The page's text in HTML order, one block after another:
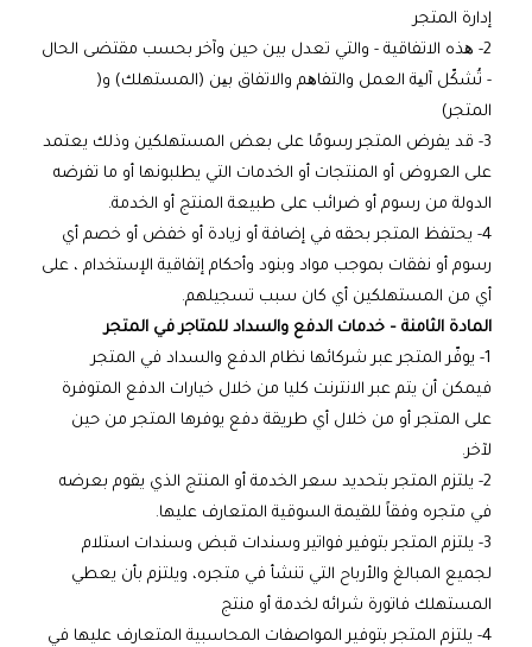
إدارة المتجر
2- ھذه الاتفاقية - والتي تعدل بين حين وآخر بحسب مقتضى الحال
- تُشكّل آلیة العمل والتفاھم والاتفاق بین (المستهلك) و(
المتجر)
3- قد يفرض المتجر رسومًا على بعض المستهلكين وذلك يعتمد
على العروض أو المنتجات أو الخدمات التي يطلبونها أو ما تفرضه
الدولة من رسوم أو ضرائب على طبيعة المنتج أو الخدمة.
4- يحتفظ المتجر بحقه في إضافة أو زيادة أو خفض أو خصم أي
رسوم أو نفقات بموجب مواد وبنود وأحكام إتفاقية الإستخدام ، على
أي من المستهلكين أي كان سبب تسجيلهم.
المادة الثامنة – خدمات الدفع والسداد للمتاجر في المتجر
1- يوفّر المتجر عبر شركائها نظام الدفع والسداد في المتجر
فيمكن أن يتم عبر الانترنت كليا من خلال خيارات الدفع المتوفرة
على المتجر أو من خلال أي طريقة دفع يوفرها المتجر من حين
لآخر.
2- يلتزم المتجر بتحديد سعر الخدمة أو المنتج الذي يقوم بعرضه
في متجره وفقاً للقيمة السوقية المتعارف عليها.
3- يلتزم المتجر بتوفير فواتير وسندات قبض وسندات استلام
لجميع المبالغ والأرباح التي تنشأ في متجره، ويلتزم بأن يعطي
المستهلك فاتورة شرائه لخدمة أو منتج
4- يلتزم المتجر بتوفير المواصفات المحاسبية المتعارف عليها في